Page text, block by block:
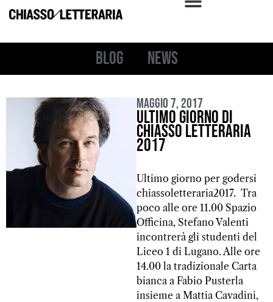
Blog News
Maggio 7, 2017
Ultimo giorno di
Chiasso Letteraria
2017
Ultimo giorno per godersi
chiassoletteraria2017. Tra
poco alle ore 11.00 Spazio
Officina, Stefano Valenti
incontrerà gli studenti del
Liceo 1 di Lugano. Alle ore
14.00 la tradizionale Carta
bianca a Fabio Pusterla
insieme a Mattia Cavadini,